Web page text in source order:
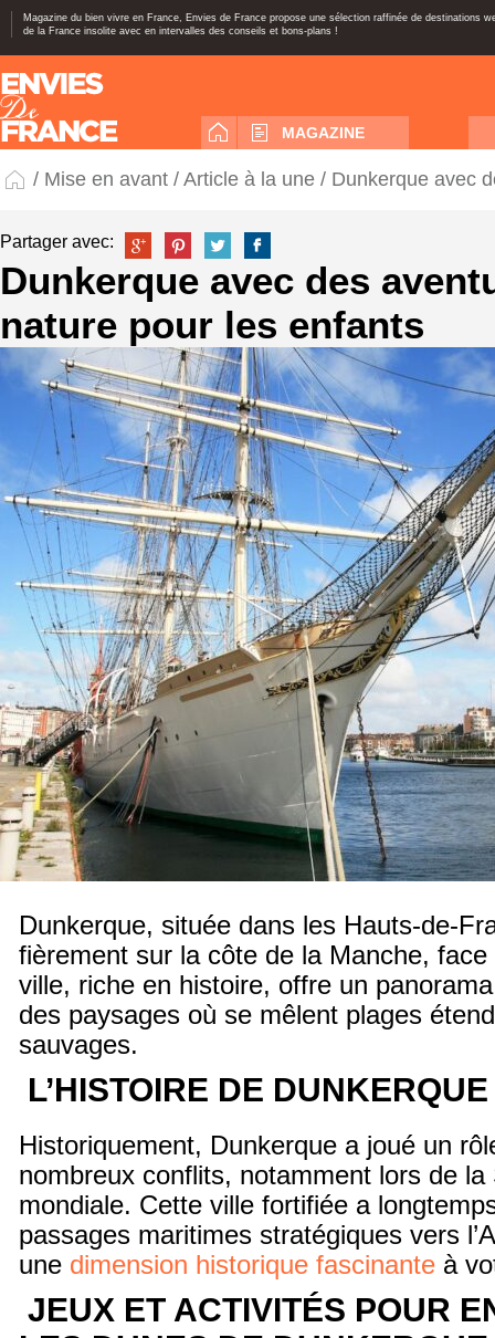
Magazine du bien vivre en France, Envies de France propose une sélection raffinée de destinations
de la France insolite avec en intervalles des conseils et bons-plans !
MAGAZINE
/ Mise en avant / Article à la une / Dunkerque avec
Partager avec:
Dunkerque avec des
nature pour les enfants
Dunkerque, située dans les Hauts-de-
fièrement sur la côte de la Manche, face
ville, riche en histoire, offre un
des paysages où se mêlent plages
sauvages.
L’HISTOIRE DE DUNKERQUE
Historiquement, Dunkerque a joué un
nombreux conflits, notamment lors de la
mondiale. Cette ville fortifiée a
passages maritimes stratégiques vers
une dimension historique fascinante à
JEUX ET ACTIVITÉS POUR